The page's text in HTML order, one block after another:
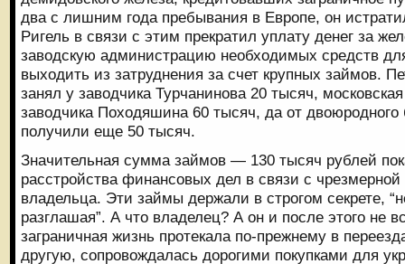
два с лишним года пребывания в Европе, он
Ригель в связи с этим прекратил уплату денег за
заводскую администрацию необходимых средств
выходить из затруднения за счет крупных займов.
занял у заводчика Турчанинова 20 тысяч,
заводчика Походяшина 60 тысяч, да от
получили еще 50 тысяч.
Значительная сумма займов — 130 тысяч рублей
расстройства финансовых дел в связи с чрезмерной
владельца. Эти займы держали в строгом секрете,
разглашая”. А что владелец? А он и после этого не
заграничная жизнь протекала по-прежнему в
другую, сопровождалась дорогими покупками для